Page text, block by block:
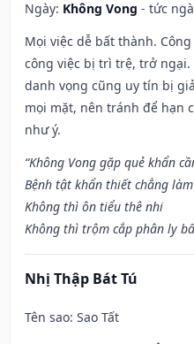
Ngày: Không Vong - tức
Mọi việc dễ bất thành.
công việc bị trì trệ, trở ngại.
danh vọng cũng uy tín bị
mọi mặt, nên tránh để hạn
như ý.
“Không Vong gặp quẻ khẩn
Bệnh tật khẩn thiết chẳng
Không thì ôn tiểu thê nhi
Không thì trộm cắp phân ly
Nhị Thập Bát Tú
Tên sao: Sao Tất